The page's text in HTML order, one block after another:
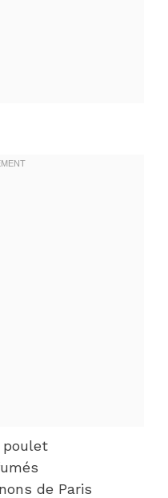
poulet
de Paris